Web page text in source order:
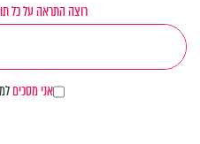
רוצה התראה על כל
אני מסכים